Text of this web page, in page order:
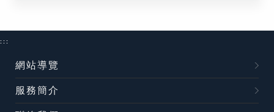
:::
網站導覽
服務簡介